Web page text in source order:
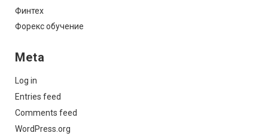
Финтех
Форекс обучение
Meta
Log in
Entries feed
Comments feed
WordPress.org